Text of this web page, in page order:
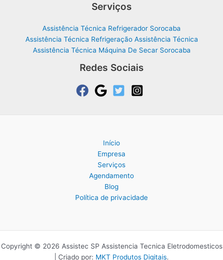
Serviços
Assistência Técnica Refrigerador Sorocaba
Assistência Técnica Refrigeração Assistência Técnica
Assistência Técnica Máquina De Secar Sorocaba
Redes Sociais
Início
Empresa
Serviços
Agendamento
Blog
Política de privacidade
Copyright © 2026 Assistec SP Assistencia Tecnica Eletrodomesticos
| Criado por: MKT Produtos Digitais.